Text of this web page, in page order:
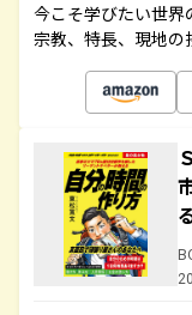
今こそ学びたい世界
宗教、特長、現地の